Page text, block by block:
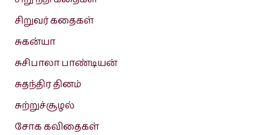
சிறுவர் கதைகள்
சுகன்யா
சுசிபாலா பாண்டியன்
சுதந்திர தினம்
சுற்றுச்சூழல்
சோக கவிதைகள்